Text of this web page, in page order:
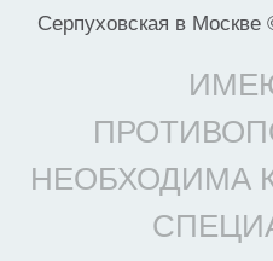
Серпуховская в Москве
НЕОБХОДИМА